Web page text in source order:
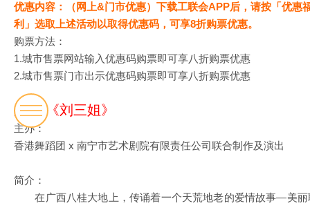
优惠内容：（网上&门市优惠）下载工联会APP后，请按「优惠
利」选取上述活动以取得优惠码，可享8折购票优惠。
购票方法：
1.城市售票网站输入优惠码购票即可享八折购票优惠
2.城市售票门市出示优惠码购票即可享八折购票优惠
舞剧 《刘三姐》
主办：
香港舞蹈团 x 南宁市艺术剧院有限责任公司联合制作及演出
简介：
在广西八桂大地上，传诵着一个天荒地老的爱情故事—美丽